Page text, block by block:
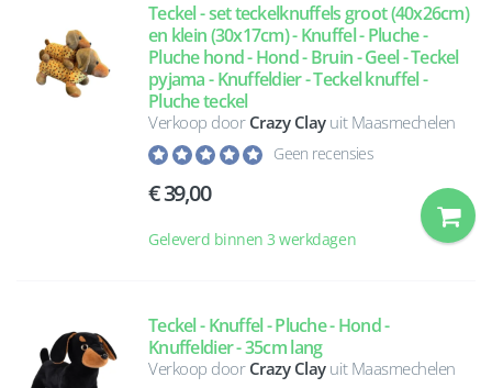
Teckel - set teckelknuffels groot (40x26cm)
en klein (30x17cm) - Knuffel - Pluche -
Pluche hond - Hond - Bruin - Geel - Teckel
pyjama - Knuffeldier - Teckel knuffel -
Pluche teckel
Verkoop door Crazy Clayuit Maasmechelen
Geen recensies
39,00
Geleverd binnen 3 werkdagen
Teckel - Knuffel - Pluche - Hond -
Knuffeldier - 35cm lang
Verkoop door Crazy Clayuit Maasmechelen